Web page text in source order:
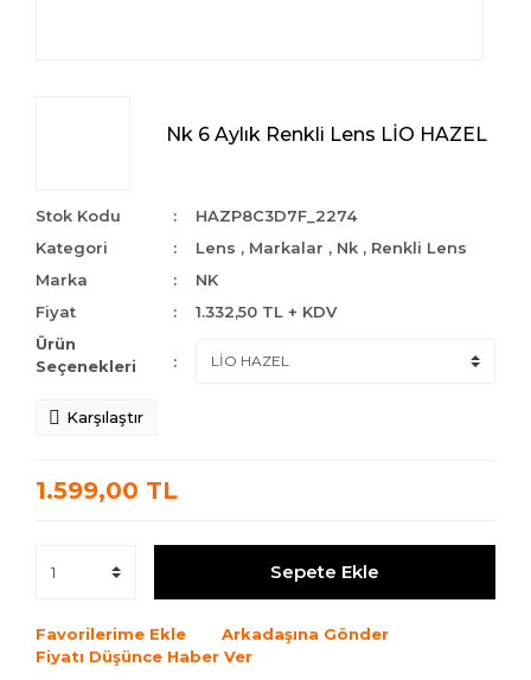
Nk 6 Aylık Renkli Lens LİO HAZEL
Stok Kodu
HAZP8C3D7F_2274
Kategori
Lens , Markalar , Nk , Renkli Lens
Marka
NK
Fiyat
1.332,50 TL + KDV
Ürün
Seçenekleri
Karşılaştır
1.599,00 TL
Sepete Ekle
Favorilerime Ekle
Arkadaşına Gönder
Fiyatı Düşünce Haber Ver